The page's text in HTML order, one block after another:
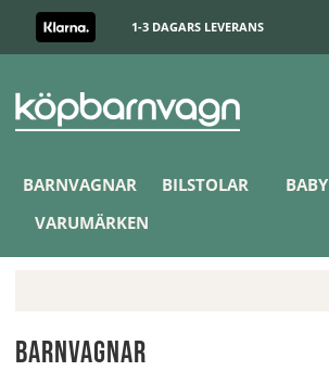
1-3 DAGARS LEVERANS
BARNVAGNAR BILSTOLAR BABY
VARUMÄRKEN
Barnvagnar